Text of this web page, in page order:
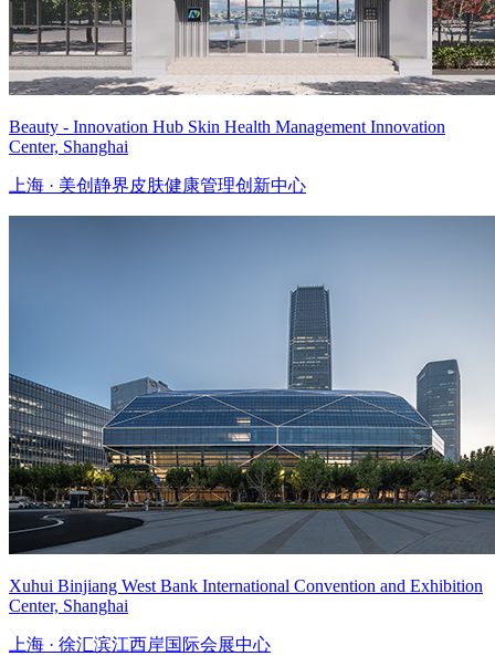
Beauty - Innovation Hub Skin Health Management Innovation
Center, Shanghai
上海 · 美创静界皮肤健康管理创新中心
Xuhui Binjiang West Bank International Convention and Exhibition
Center, Shanghai
上海 · 徐汇滨江西岸国际会展中心